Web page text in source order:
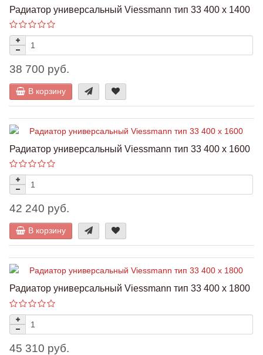
Радиатор универсальный Viessmann тип 33 400 x 1400
38 700 руб.
В корзину
Радиатор универсальный Viessmann тип 33 400 x 1600
42 240 руб.
В корзину
Радиатор универсальный Viessmann тип 33 400 x 1800
45 310 руб.